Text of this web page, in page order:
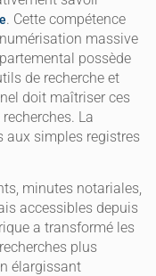
. Cette compétence
massive
possède
de recherche et
doit maîtriser ces
La
aux simples registres
minutes notariales,
accessibles depuis
a transformé les
plus
élargissant